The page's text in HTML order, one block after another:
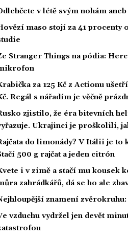
v létě svým nohám
maso stojí za 41 procenty
Stranger Things na pódia:
za 125 Kč z Actionu
Regál s nářadím je věčně
zjistilo, že éra bitevních
Ukrajinci je proškolili,
do limonády? V Itálii je
500 g rajčat a jeden citrón
i v zimě a stačí mu kousek
zahrádkářů, dá se ho ale
znamení
vzduchu vydržel jen devět